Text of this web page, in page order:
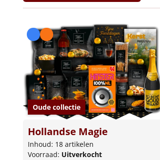
Oude collectie
Hollandse Magie
Inhoud: 18 artikelen
Voorraad: Uitverkocht